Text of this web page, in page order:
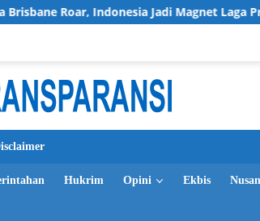
Roar, Indonesia Jadi Magnet Laga Pramusim
Hukrim Opini Ekbis